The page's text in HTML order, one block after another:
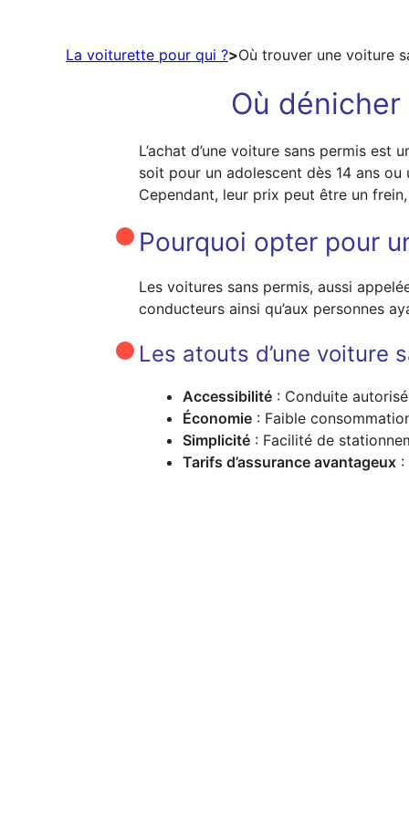
La voiturette pour qui ?>Où trouver une voiture
Où
L’achat d’une voiture sans permis
soit pour un adolescent dès 14 ans
Cependant, leur prix peut être un
Pourquoi opter pour
Les voitures sans permis, aussi
conducteurs ainsi qu’aux personnes
Les atouts d’une voiture
Accessibilité : Conduite
Économie : Faible
Simplicité : Facilité de
Tarifs d’assurance avantageux :